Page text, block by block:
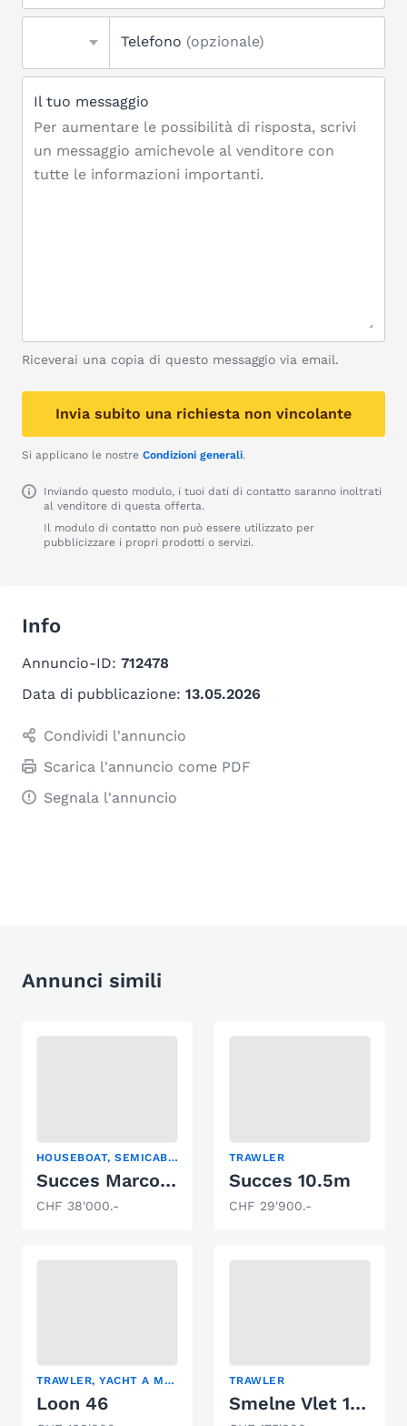
Telefono (opzionale)
Il tuo messaggio
Riceverai una copia di questo messaggio via email.
Invia subito una richiesta non vincolante
Si applicano le nostre Condizioni generali.
Inviando questo modulo, i tuoi dati di contatto saranno inoltrati
al venditore di questa offerta.
Il modulo di contatto non può essere utilizzato per
pubblicizzare i propri prodotti o servizi.
Info
Annuncio-ID: 712478
Data di pubblicazione: 13.05.2026
Condividi l'annuncio
Scarica l'annuncio come PDF
Segnala l'annuncio
Annunci simili
HOUSEBOAT, SEMICABINATO, TRAWLER
Succes Marco 860AK
CHF 38'000.-
TRAWLER
Succes 10.5m
CHF 29'900.-
TRAWLER, YACHT A MOTORE
Loon 46
TRAWLER
Smelne Vlet 1050 OP